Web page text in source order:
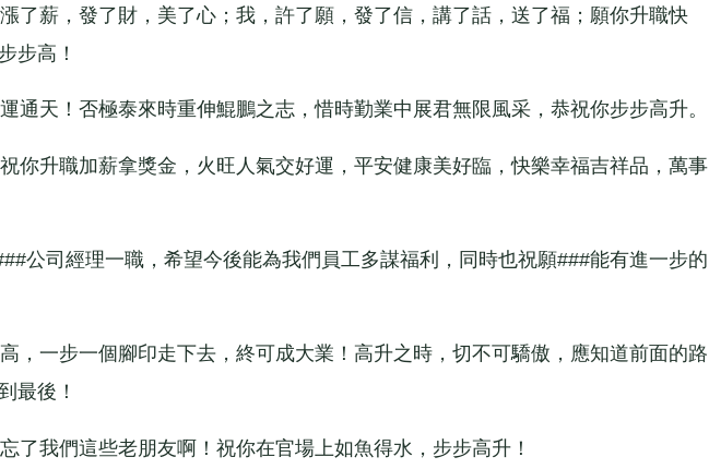
薪，發了財，美了心；我，許了願，發了信，講了話，送了福；願你升職快
步高！
天！否極泰來時重伸鯤鵬之志，惜時勤業中展君無限風采，恭祝你步步高升。
升職加薪拿獎金，火旺人氣交好運，平安健康美好臨，快樂幸福吉祥品，萬事
司經理一職，希望今後能為我們員工多謀福利，同時也祝願###能有進一步的
一步一個腳印走下去，終可成大業！高升之時，切不可驕傲，應知道前面的路
最後！
我們這些老朋友啊！祝你在官場上如魚得水，步步高升！